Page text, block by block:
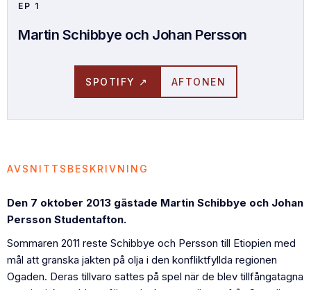
EP 1
Martin Schibbye och Johan Persson
SPOTIFY ↗ AFTONEN
AVSNITTSBESKRIVNING
Den 7 oktober 2013 gästade Martin Schibbye och Johan
Persson Studentafton.
Sommaren 2011 reste Schibbye och Persson till Etiopien med
mål att granska jakten på olja i den konfliktfyllda regionen
Ogaden. Deras tillvaro sattes på spel när de blev tillfångatagna